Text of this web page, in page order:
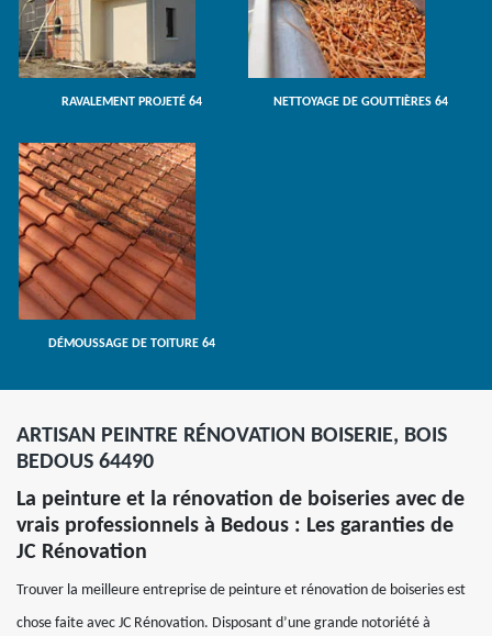
RAVALEMENT PROJETÉ 64 NETTOYAGE DE GOUTTIÈRES 64
DÉMOUSSAGE DE TOITURE 64
ARTISAN PEINTRE RÉNOVATION BOISERIE, BOIS
BEDOUS 64490
La peinture et la rénovation de boiseries avec de
vrais professionnels à Bedous : Les garanties de
JC Rénovation
Trouver la meilleure entreprise de peinture et rénovation de boiseries est
chose faite avec JC Rénovation. Disposant d’une grande notoriété à